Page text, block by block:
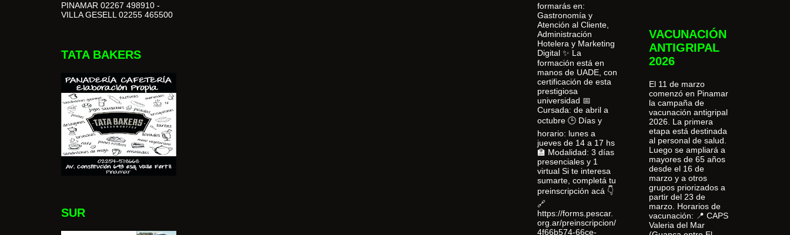
PINAMAR 02267 498910 -
VILLA GESELL 02255 465500
TATA BAKERS
SUR
formarás en:
Gastronomía y
Atención al Cliente,
Administración
Hotelera y Marketing
Digital ✨ La
formación está en
manos de UADE, con
certificación de esta
prestigiosa
universidad 📅
Cursada: de abril a
octubre 🕒 Días y
horario: lunes a
jueves de 14 a 17 hs
🏫 Modalidad: 3 días
presenciales y 1
virtual Si te interesa
sumarte, completá tu
preinscripción acá 👇
🔗
https://forms.pescar.
org.ar/preinscripcion/
4f66b574-66ce-
VACUNACIÓN
ANTIGRIPAL
2026
El 11 de marzo
comenzó en Pinamar
la campaña de
vacunación antigripal
2026. La primera
etapa está destinada
al personal de salud.
Luego se ampliará a
mayores de 65 años
desde el 16 de
marzo y a otros
grupos priorizados a
partir del 23 de
marzo. Horarios de
vacunación: 📍 CAPS
Valeria del Mar